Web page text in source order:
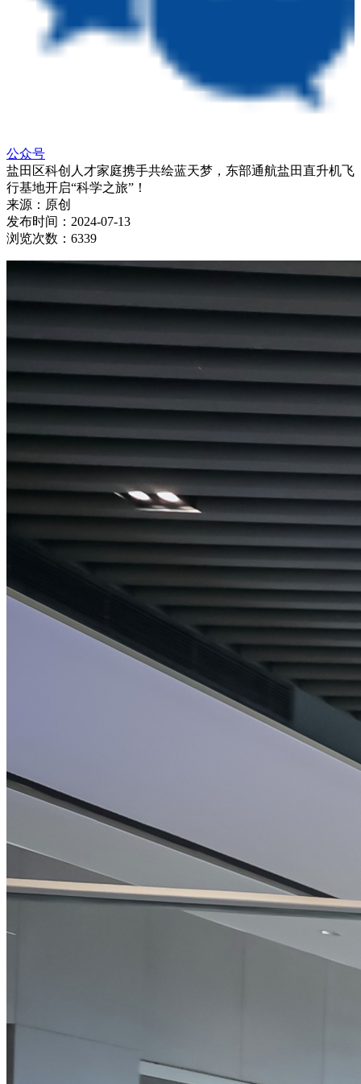
公众号
盐田区科创人才家庭携手共绘蓝天梦，东部通航盐田直升机飞
行基地开启“科学之旅”！
来源： 原创
发布时间： 2024-07-13
浏览次数： 6339